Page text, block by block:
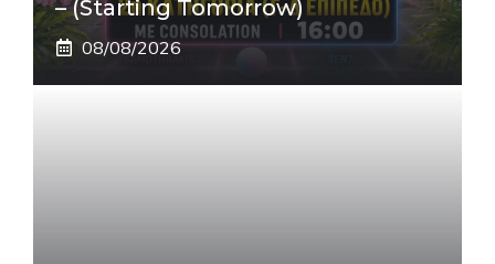
– (Starting Tomorrow)
08/08/2026